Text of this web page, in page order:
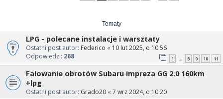
Tematy
LPG - polecane instalacje i warsztaty
Ostatni post autor: Federico « 10 lut 2025, o 10:56
Odpowiedzi: 268 1 … 8 9 10 11
Falowanie obrotów Subaru impreza GG 2.0 160km
+lpg
Ostatni post autor: Grado20 « 7 wrz 2024, o 10:20